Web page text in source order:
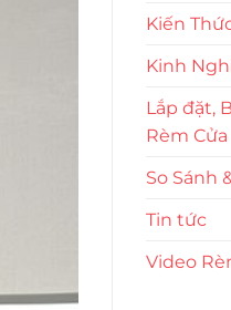
Kiến
Kinh
Lắp đặt,
Rèm Cửa
So Sánh
Tin tức
Video